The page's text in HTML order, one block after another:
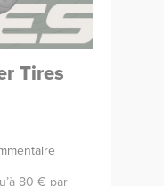
Tires
80 € par